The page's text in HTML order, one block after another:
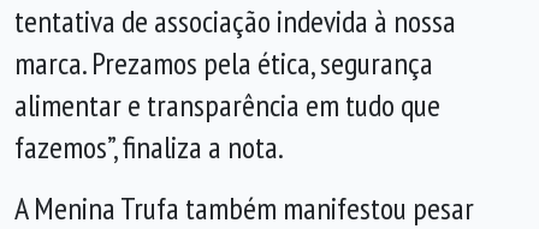
tentativa de associação indevida à nossa
marca. Prezamos pela ética, segurança
alimentar e transparência em tudo que
fazemos”, finaliza a nota.
A Menina Trufa também manifestou pesar